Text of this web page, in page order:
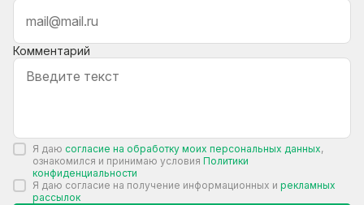
Комментарий
Я даю согласие на обработку моих персональных данных,
ознакомился и принимаю условия Политики
конфиденциальности
Я даю согласие на получение информационных и рекламных
рассылок